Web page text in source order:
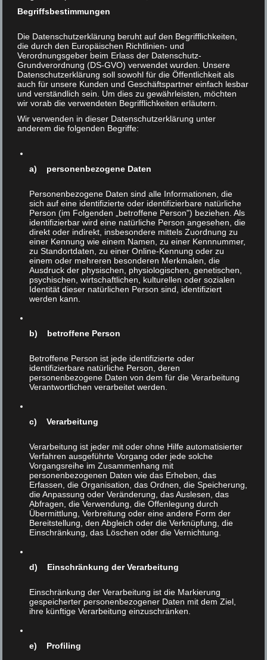
leider noch immer die am meisten geschundenen
Geschöpfe auf Erden. Und dies, obwohl längst erwiesen
ist, daß sie genauso leidensfähig sind wie andere Tiere
und obwohl ihre Ausbeutung zahlenmäßig alle anderen
Grausamkeiten und Gemeinheiten gegenüber Tieren bei
weitem übersteigt.
Die Bezeichnung „Meeresfrüchte“ sagt eigentlich alles
über den moralischen Stellenwert, den wir Fischen
zugestehen: gar keinen. Gleichzeitig ist die Bezeichnung
„Meeresfrüchte“ für leidensfähige Lebewesen ein
Verdrängung unserer Tyrannei gegenüber Tieren. Eine
schamlosere Verniedlichung als empfindsame Wesen
zu verwandeln, ist kaum denkbar.
Fische sind in mehrfacher Hinsicht die größten Opfer
menschlicher Gedankenlosigkeit und Gemeinheit. Zwei
Beispiele: Sie profitieren überhaupt nicht vom
gesundheitlichen Trend, weniger oder kein Fleisch zu
essen. Im Gegenteil: sie gelten als besonders wertvolle
Nahrungsmittel und werden daher auch von jenen
bevorzugt verzehrt, die aus gesundheitlichen Gründen
unser Unrecht gegenüber Tieren entwickelt haben,
Problem – es sind ja keine „wirklichen Tiere“, sondern,
siehe oben, eigentlich eher „Früchte“!
Bewußtseinsveränderung, die in den letzten Jahrzehnten
hat, am wenigsten profitiert haben. Für die Menschen,
weil die Behandlung von Fischen unsere armselige
intellektuelle und moralische Beschaffenheit drastisch
verdeutlicht.
Aufgrund der Zahl der betroffenen Tiere zeigt unsere
Ausbeutung von Fischen aber auch wie im Brennspiegel
den Unterschied zwischen Tierschutz und Tierrechten –
und die Notwendigkeit, letztere zu erkennen und zu
verwirklichen: je größer die Zahl der Betroffenen, desto
einzelnen, zu übersehen. Und exakt dies ist der
Kardinalfehler des traditionellen Tierschutzes.
Tierschutz, und das heißt meist kollektiven Tierschutz,
vor allem Artenschutz, betreiben auch jene, die sich an
Deck von
Greenpeace
Begriffsbestimmungen
Die Datenschutzerklärung beruht auf den Begrifflichkeiten,
die durch den Europäischen Richtlinien- und
Verordnungsgeber beim Erlass der Datenschutz-
Grundverordnung (DS-GVO) verwendet wurden. Unsere
Datenschutzerklärung soll sowohl für die Öffentlichkeit als
auch für unsere Kunden und Geschäftspartner einfach lesbar
und verständlich sein. Um dies zu gewährleisten, möchten
wir vorab die verwendeten Begrifflichkeiten erläutern.
Wir verwenden in dieser Datenschutzerklärung unter
anderem die folgenden Begriffe:
a) personenbezogene Daten
Personenbezogene Daten sind alle Informationen, die
sich auf eine identifizierte oder identifizierbare natürliche
Person (im Folgenden „betroffene Person") beziehen. Als
identifizierbar wird eine natürliche Person angesehen, die
direkt oder indirekt, insbesondere mittels Zuordnung zu
einer Kennung wie einem Namen, zu einer Kennnummer,
zu Standortdaten, zu einer Online-Kennung oder zu
einem oder mehreren besonderen Merkmalen, die
Ausdruck der physischen, physiologischen, genetischen,
psychischen, wirtschaftlichen, kulturellen oder sozialen
Identität dieser natürlichen Person sind, identifiziert
werden kann.
b) betroffene Person
Betroffene Person ist jede identifizierte oder
identifizierbare natürliche Person, deren
personenbezogene Daten von dem für die Verarbeitung
Verantwortlichen verarbeitet werden.
c) Verarbeitung
Verarbeitung ist jeder mit oder ohne Hilfe automatisierter
Verfahren ausgeführte Vorgang oder jede solche
Vorgangsreihe im Zusammenhang mit
personenbezogenen Daten wie das Erheben, das
Erfassen, die Organisation, das Ordnen, die Speicherung,
die Anpassung oder Veränderung, das Auslesen, das
Abfragen, die Verwendung, die Offenlegung durch
Übermittlung, Verbreitung oder eine andere Form der
Bereitstellung, den Abgleich oder die Verknüpfung, die
Einschränkung, das Löschen oder die Vernichtung.
d) Einschränkung der Verarbeitung
Einschränkung der Verarbeitung ist die Markierung
gespeicherter personenbezogener Daten mit dem Ziel,
ihre künftige Verarbeitung einzuschränken.
e) Profiling